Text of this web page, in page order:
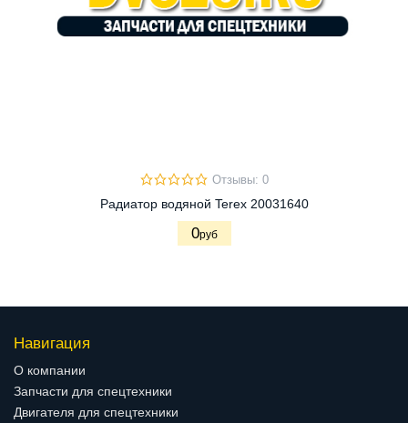
Отзывы: 0
Радиатор водяной Terex 20031640
0руб
Навигация
О компании
Запчасти для спецтехники
Двигателя для спецтехники